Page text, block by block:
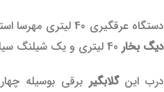
دستگاه عرقگیری 40 لیتری مهرسا استیل دارای یک کندانسور برقی، یک
دیگ بخار
درب اینگلابگیر برقی بوسیله